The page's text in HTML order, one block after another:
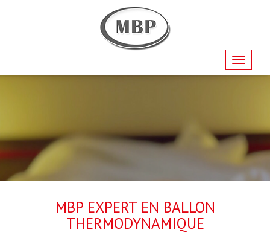
MBP EXPERT EN BALLON
THERMODYNAMIQUE